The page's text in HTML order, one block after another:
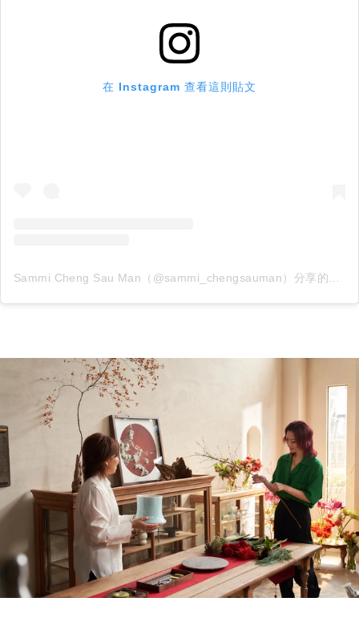
在 Instagram 查看這則貼文
Sammi Cheng Sau Man（@sammi_chengsauman）分享的貼文